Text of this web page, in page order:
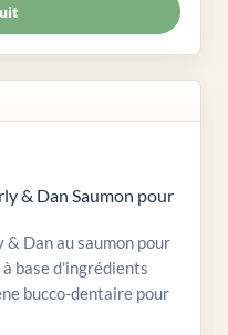
& Dan Saumon pour
Dan au saumon pour
base d'ingrédients
bucco-dentaire pour